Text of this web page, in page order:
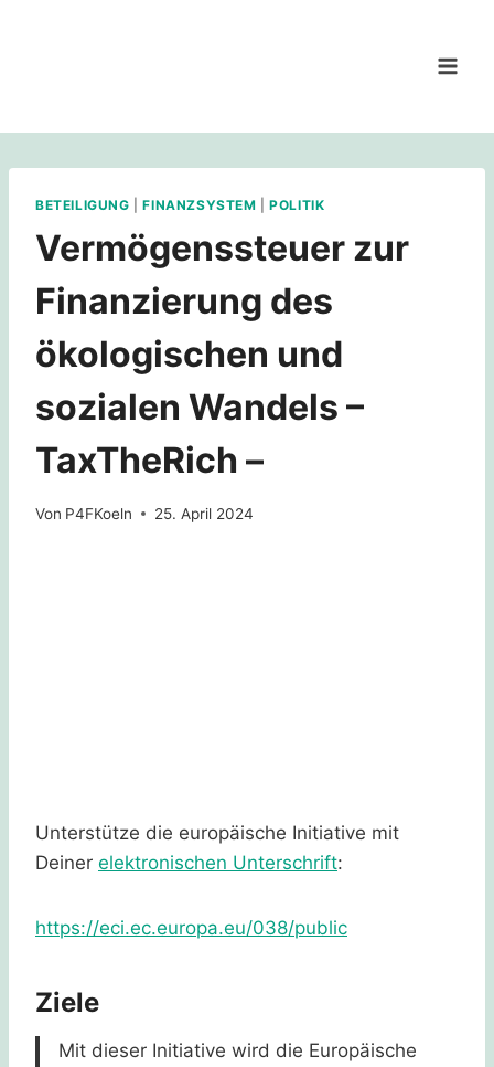
BETEILIGUNG |FINANZSYSTEM |POLITIK
Vermögenssteuer zur
Finanzierung des
ökologischen und
sozialen Wandels –
TaxTheRich –
Von P4FKoeln 25. April 2024
Unterstütze die europäische Initiative mit
Deiner elektronischen Unterschrift:
https://eci.ec.europa.eu/038/public
Ziele
Mit dieser Initiative wird die Europäische